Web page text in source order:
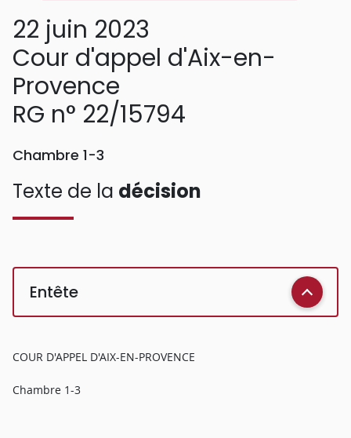
22 juin 2023
Cour d'appel d'Aix-en-
Provence
RG n° 22/15794
Chambre 1-3
Texte de la décision
Entête
COUR D'APPEL D'AIX-EN-PROVENCE
Chambre 1-3